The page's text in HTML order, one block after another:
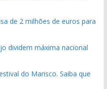
de 2 milhões de euros para
dividem máxima nacional
do Marisco. Saiba que